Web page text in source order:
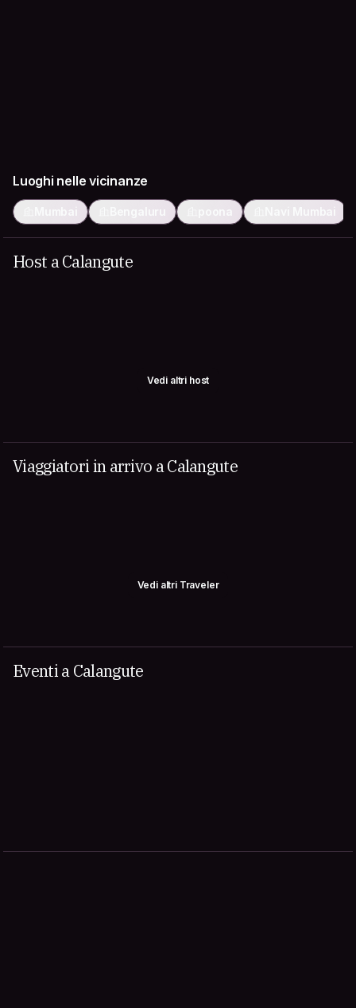
Luoghi nelle vicinanze
Mumbai Bengaluru poona Navi Mumbai
Host a Calangute
Vedi altri host
Viaggiatori in arrivo a Calangute
Vedi altri Traveler
Eventi a Calangute